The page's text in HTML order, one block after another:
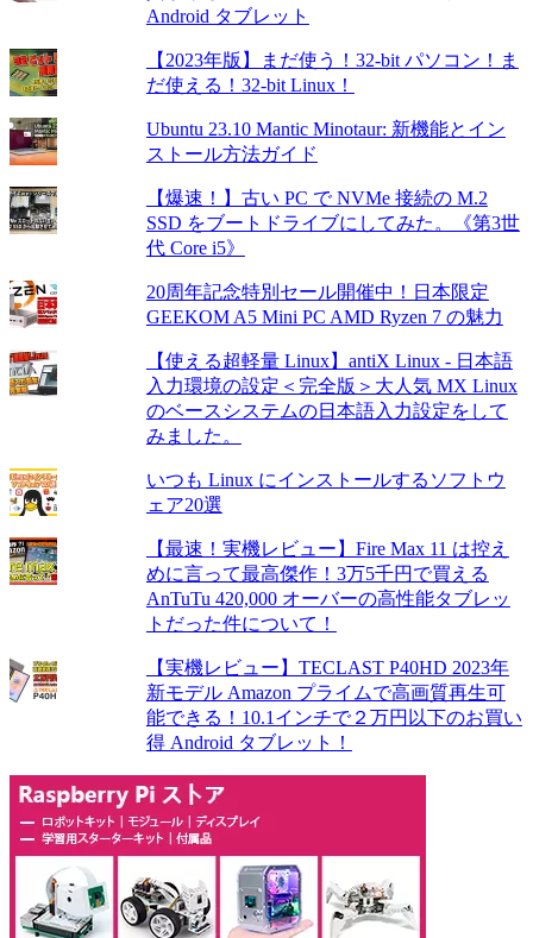
Android タブレット
【2023年版】まだ使う！32-bit パソコン！ま
だ使える！32-bit Linux！
Ubuntu 23.10 Mantic Minotaur: 新機能とイン
ストール方法ガイド
【爆速！】古い PC で NVMe 接続の M.2
SSD をブートドライブにしてみた。《第3世
代 Core i5》
20周年記念特別セール開催中！日本限定
GEEKOM A5 Mini PC AMD Ryzen 7 の魅力
【使える超軽量 Linux】antiX Linux - 日本語
入力環境の設定＜完全版＞大人気 MX Linux
のベースシステムの日本語入力設定をして
みました。
いつも Linux にインストールするソフトウ
ェア20選
【最速！実機レビュー】Fire Max 11 は控え
めに言って最高傑作！3万5千円で買える
AnTuTu 420,000 オーバーの高性能タブレッ
トだった件について！
【実機レビュー】TECLAST P40HD 2023年
新モデル Amazon プライムで高画質再生可
能できる！10.1インチで２万円以下のお買い
得 Android タブレット！